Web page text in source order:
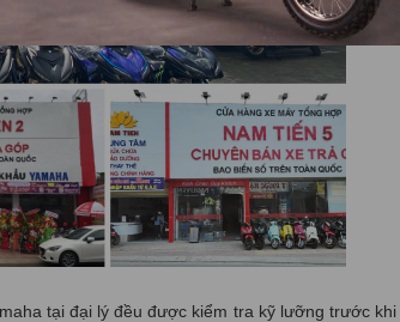
tại đại lý đều được kiểm tra kỹ lưỡng trước khi